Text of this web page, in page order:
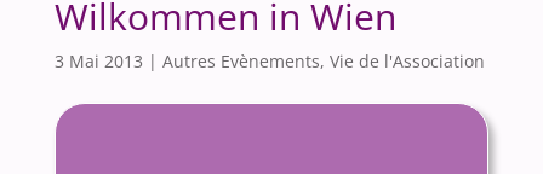
Wilkommen in Wien
3 Mai 2013 | Autres Evènements, Vie de l'Association